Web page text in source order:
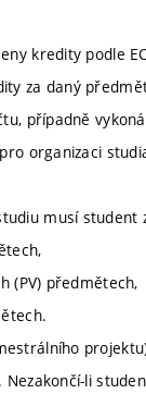
kredity podle
za daný
případně
organizaci
musí
(PV) předmětech,
li